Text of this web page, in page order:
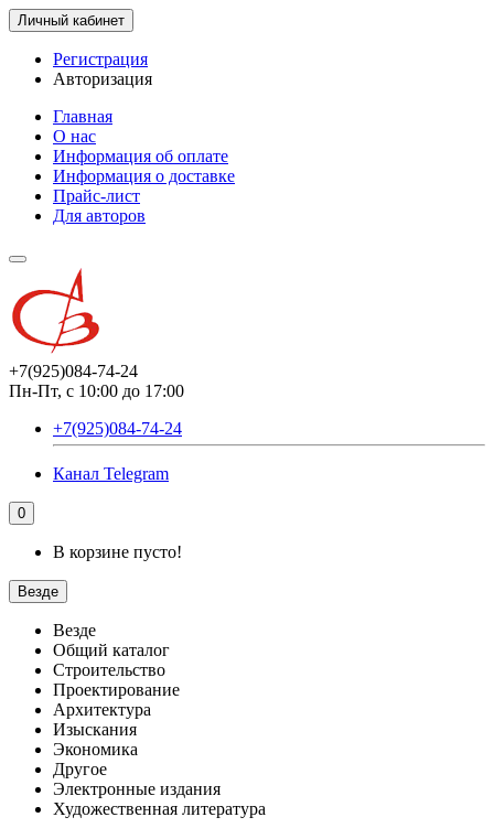
Личный кабинет
Регистрация
Авторизация
Главная
О нас
Информация об оплате
Информация о доставке
Прайс-лист
Для авторов
+7(925)084-74-24
Пн-Пт, с 10:00 до 17:00
+7(925)084-74-24
Канал Telegram
0
В корзине пусто!
Везде
Везде
Общий каталог
Строительство
Проектирование
Архитектура
Изыскания
Экономика
Другое
Электронные издания
Художественная литература